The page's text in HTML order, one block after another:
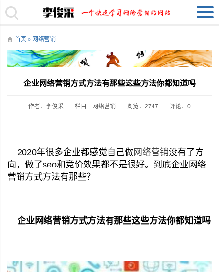
首页 » 网络营销
企业网络营销方式方法有那些这些方法你都知道吗
作者：李俊采 栏目： 网络营销 浏览：2747 评论：0
2020年很多企业都感觉自己做网络营销没有了方
向，做了seo和竞价效果都不是很好。到底企业网络
营销方式方法有那些？
企业网络营销方式方法有那些这些方法你都知道吗